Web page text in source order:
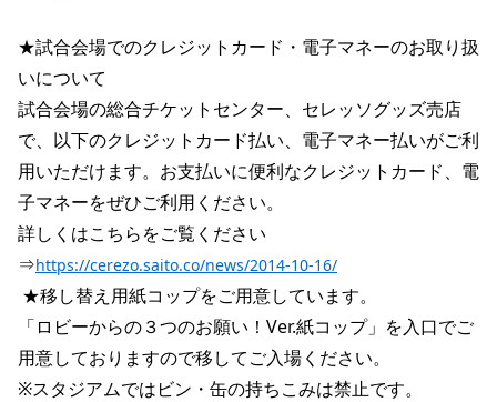
★試合会場でのクレジットカード・電子マネーのお取り扱
いについて
試合会場の総合チケットセンター、セレッソグッズ売店
で、以下のクレジットカード払い、電子マネー払いがご利
用いただけます。お支払いに便利なクレジットカード、電
子マネーをぜひご利用ください。
詳しくはこちらをご覧ください
⇒https://cerezo.saito.co/news/2014-10-16/
★移し替え用紙コップをご用意しています。
「ロビーからの３つのお願い！Ver.紙コップ」を入口でご
用意しておりますので移してご入場ください。
※スタジアムではビン・缶の持ちこみは禁止です。